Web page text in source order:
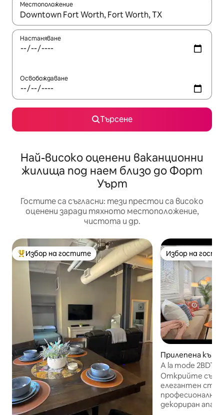
Местоположение
Когато резултатите се покажат, използвайте
Настаняване
Освобождаване
Търсене
Най-високо оценени ваканционни
жилища под наем близо до Форт
Уърт
Гостите са съгласни: тези престои са високо
оценени заради тяхното местоположение,
чистота и др.
Най-популярен избор на гостите
Избор на гостите Избор на
Избор на
Прилепена къща
rth
A la mode
& UltraCool!
Открийте
елегантен
професионално
декориран